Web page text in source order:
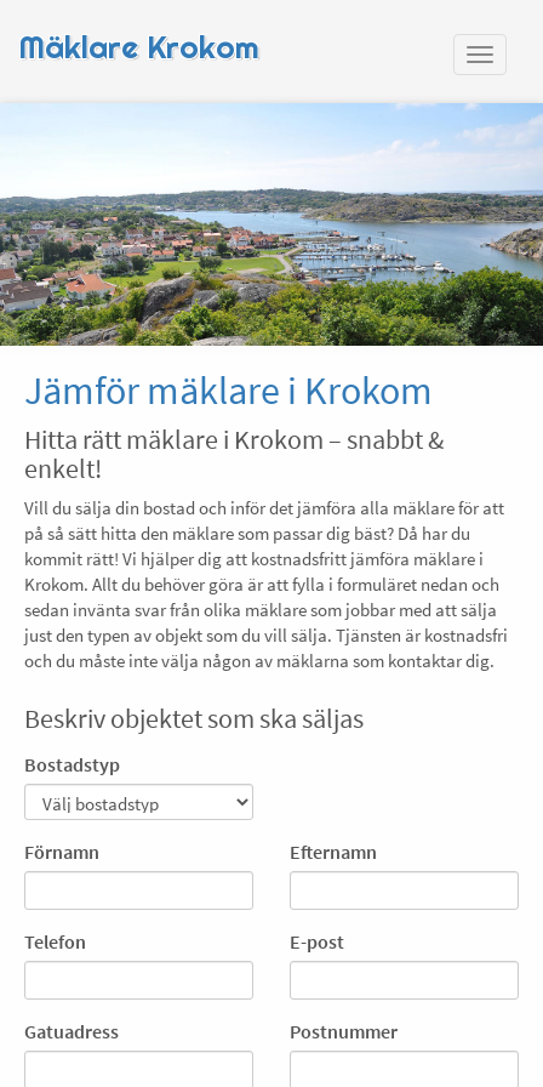
Mäklare Krokom
Jämför mäklare i Krokom
Hitta rätt mäklare i Krokom – snabbt &
enkelt!
Vill du sälja din bostad och inför det jämföra alla mäklare för att
på så sätt hitta den mäklare som passar dig bäst? Då har du
kommit rätt! Vi hjälper dig att kostnadsfritt jämföra mäklare i
Krokom. Allt du behöver göra är att fylla i formuläret nedan och
sedan invänta svar från olika mäklare som jobbar med att sälja
just den typen av objekt som du vill sälja. Tjänsten är kostnadsfri
och du måste inte välja någon av mäklarna som kontaktar dig.
Beskriv objektet som ska säljas
Bostadstyp
Förnamn Efternamn
Telefon E-post
Gatuadress Postnummer